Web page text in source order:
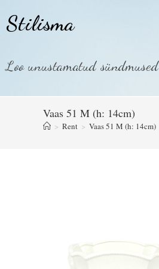
Stilisma
Loo unustamatud sündmused
Vaas 51 M (h: 14cm)
> Rent > Vaas 51 M (h: 14cm)